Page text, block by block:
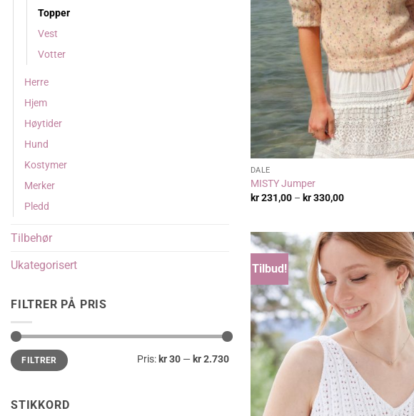
Topper
Vest
Votter
Herre
Hjem
Høytider
Hund
Kostymer
Merker
Pledd
Tilbehør
Ukategorisert
FILTRER PÅ PRIS
Min.
pris
Makspris
FILTRER Pris:kr 30 — kr 2.730
STIKKORD
DALE
MISTY Jumper
kr231,00 – kr330,00Prisområde:
Tilbud!